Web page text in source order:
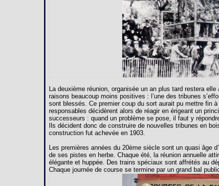
La deuxième réunion, organisée un an plus tard restera
raisons beaucoup moins positives : l’une des tribunes
sont blessés. Ce premier coup du sort aurait pu mettre fin à
responsables décidèrent alors de réagir en érigeant un
successeurs : quand un problème se pose, il faut y
Ils décident donc de construire de nouvelles tribunes en
construction fut achevée en 1903.
Les premières années du 20ème siècle sont un quasi âge
de ses pistes en herbe. Chaque été, la réunion annuelle
élégante et huppée. Des trains spéciaux sont affrétés au
Chaque journée de course se termine par un grand bal